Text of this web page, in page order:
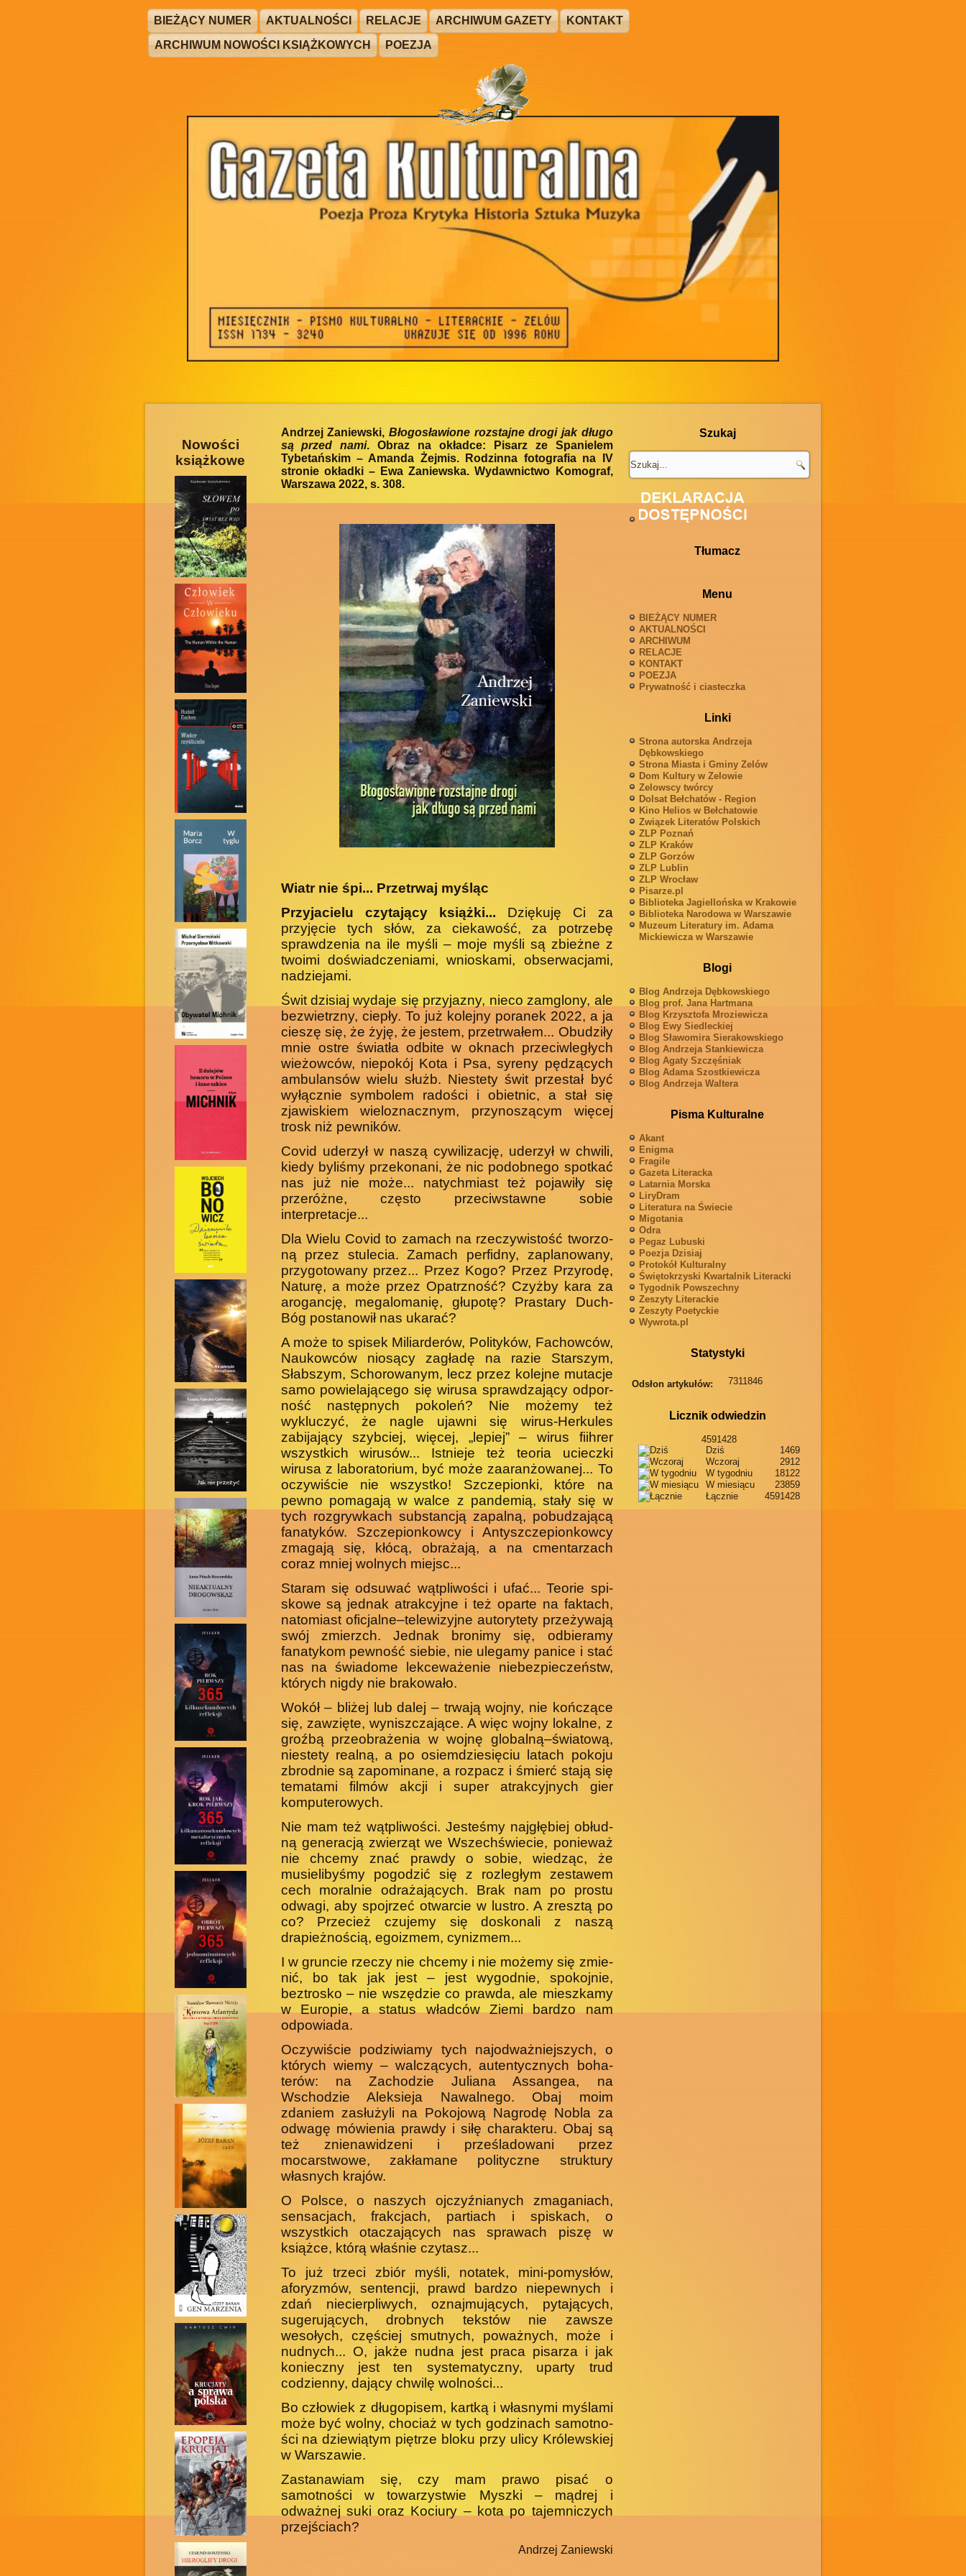
BIEŻĄCY NUMER AKTUALNOŚCI RELACJE ARCHIWUM GAZETY
KONTAKT
ARCHIWUM NOWOŚCI KSIĄŻKOWYCH
POEZJA
Nowości
książkowe
Andrzej Zaniewski, Błogosławione rozstajne drogi jak długo
są przed nami. Obraz na okładce: Pisarz ze Spanielem
Tybetańskim – Amanda Żejmis. Rodzinna fotografia na IV
stronie okładki – Ewa Zaniewska. Wydawnictwo Komograf,
Warszawa 2022, s. 308.
Wiatr nie śpi... Przetrwaj myśląc
Przyjacielu czytający książki... Dziękuję Ci za
przyjęcie tych słów, za ciekawość, za potrzebę
sprawdze­nia na ile myśli – moje myśli są zbieżne z
twoimi do­świadczeniami, wnioskami, obserwacjami,
nadziejami.
Świt dzisiaj wydaje się przyjazny, nieco zamglony, ale
bezwietrzny, ciepły. To już kolejny poranek 2022, a ja
cieszę się, że żyję, że jestem, przetrwałem... Obudziły
mnie ostre światła odbite w oknach przeciwległych
wie­żowców, niepokój Kota i Psa, syreny pędzących
ambu­lansów wielu służb. Niestety świt przestał być
wyłącznie symbolem radości i obietnic, a stał się
zjawiskiem wielo­znacznym, przynoszącym więcej
trosk niż pewników.
Covid uderzył w naszą cywilizację, uderzył w chwili,
kiedy byliśmy przekonani, że nic podobnego spotkać
nas już nie może... natychmiast też pojawiły się
przeróżne, często przeciwstawne sobie
interpretacje...
Dla Wielu Covid to zamach na rzeczywistość tworzo­
ną przez stulecia. Zamach perfidny, zaplanowany,
przy­gotowany przez... Przez Kogo? Przez Przyrodę,
Naturę, a może przez Opatrzność? Czyżby kara za
arogancję, megalomanię, głupotę? Prastary Duch-
Bóg postanowił nas ukarać?
A może to spisek Miliarderów, Polityków, Fachow­ców,
Naukowców niosący zagładę na razie Starszym,
Słabszym, Schorowanym, lecz przez kolejne mutacje
samo powielającego się wirusa sprawdzający odpor­
ność następnych pokoleń? Nie możemy też
wykluczyć, że nagle ujawni się wirus-Herkules
zabijający szybciej, więcej, „lepiej” – wirus fiihrer
wszystkich wirusów... Istnieje też teoria ucieczki
wirusa z laboratorium, być może zaaranżowanej... To
oczywiście nie wszystko! Szczepion­ki, które na
pewno pomagają w walce z pandemią, stały się w
tych rozgrywkach substancją zapalną, pobudzającą
fanatyków. Szczepionkowcy i Antyszczepionkowcy
zma­gają się, kłócą, obrażają, a na cmentarzach
coraz mniej wolnych miejsc...
Staram się odsuwać wątpliwości i ufać... Teorie spi­
skowe są jednak atrakcyjne i też oparte na faktach,
na­tomiast oficjalne–telewizyjne autorytety przeżywają
swój zmierzch. Jednak bronimy się, odbieramy
fanatykom pewność siebie, nie ulegamy panice i stać
nas na świa­dome lekceważenie niebezpieczeństw,
których nigdy nie brakowało.
Wokół – bliżej lub dalej – trwają wojny, nie kończą­ce
się, zawzięte, wyniszczające. A więc wojny lokalne, z
groźbą przeobrażenia w wojnę globalną–światową,
niestety realną, a po osiemdziesięciu latach pokoju
zbrodnie są za­pominane, a rozpacz i śmierć stają się
tematami filmów akcji i super atrakcyjnych gier
komputerowych.
Nie mam też wątpliwości. Jesteśmy najgłębiej obłud­
ną generacją zwierząt we Wszechświecie, ponieważ
nie chcemy znać prawdy o sobie, wiedząc, że
musielibyśmy pogodzić się z rozległym zestawem
cech moralnie od­rażających. Brak nam po prostu
odwagi, aby spojrzeć otwarcie w lustro. A zresztą po
co? Przecież czujemy się doskonali z naszą
drapieżnością, egoizmem, cyni­zmem...
I w gruncie rzeczy nie chcemy i nie możemy się zmie­
nić, bo tak jak jest – jest wygodnie, spokojnie,
beztrosko – nie wszędzie co prawda, ale mieszkamy
w Europie, a status władców Ziemi bardzo nam
odpowiada.
Oczywiście podziwiamy tych najodważniejszych, o
których wiemy – walczących, autentycznych boha­
terów: na Zachodzie Juliana Assangea, na
Wschodzie Aleksieja Nawalnego. Obaj moim
zdaniem zasłużyli na Pokojową Nagrodę Nobla za
odwagę mówienia prawdy i siłę charakteru. Obaj są
też znienawidzeni i prześlado­wani przez
mocarstwowe, zakłamane polityczne struk­tury
własnych krajów.
O Polsce, o naszych ojczyźnianych zmaganiach,
sen­sacjach, frakcjach, partiach i spiskach, o
wszystkich ota­czających nas sprawach piszę w
książce, którą właśnie czytasz...
To już trzeci zbiór myśli, notatek, mini-pomysłów,
aforyzmów, sentencji, prawd bardzo niepewnych i
zdań niecierpliwych, oznajmujących, pytających,
sugerują­cych, drobnych tekstów nie zawsze
wesołych, częściej smutnych, poważnych, może i
nudnych... O, jakże nudna jest praca pisarza i jak
konieczny jest ten systematyczny, uparty trud
codzienny, dający chwilę wolności...
Bo człowiek z długopisem, kartką i własnymi myśla­mi
może być wolny, chociaż w tych godzinach samotno­
ści na dziewiątym piętrze bloku przy ulicy Królewskiej
w Warszawie.
Zastanawiam się, czy mam prawo pisać o
samotności w towarzystwie Myszki – mądrej i
odważnej suki oraz Kociury – kota po tajemniczych
przejściach?
Andrzej Zaniewski
Szukaj
Tłumacz
Menu
BIEŻĄCY NUMER
AKTUALNOŚCI
ARCHIWUM
RELACJE
KONTAKT
POEZJA
Prywatność i ciasteczka
Linki
Strona autorska Andrzeja
Dębkowskiego
Strona Miasta i Gminy Zelów
Dom Kultury w Zelowie
Zelowscy twórcy
Dolsat Bełchatów - Region
Kino Helios w Bełchatowie
Związek Literatów Polskich
ZLP Poznań
ZLP Kraków
ZLP Gorzów
ZLP Lublin
ZLP Wrocław
Pisarze.pl
Biblioteka Jagiellońska w Krakowie
Biblioteka Narodowa w Warszawie
Muzeum Literatury im. Adama
Mickiewicza w Warszawie
Blogi
Blog Andrzeja Dębkowskiego
Blog prof. Jana Hartmana
Blog Krzysztofa Mroziewicza
Blog Ewy Siedleckiej
Blog Sławomira Sierakowskiego
Blog Andrzeja Stankiewicza
Blog Agaty Szczęśniak
Blog Adama Szostkiewicza
Blog Andrzeja Waltera
Pisma Kulturalne
Akant
Enigma
Fragile
Gazeta Literacka
Latarnia Morska
LiryDram
Literatura na Świecie
Migotania
Odra
Pegaz Lubuski
Poezja Dzisiaj
Protokół Kulturalny
Świętokrzyski Kwartalnik Literacki
Tygodnik Powszechny
Zeszyty Literackie
Zeszyty Poetyckie
Wywrota.pl
Statystyki
Odsłon artykułów: 7311846
Licznik odwiedzin
4591428
Dziś
1469
Wczoraj
2912
W tygodniu
18122
W miesiącu
23859
Łącznie
4591428